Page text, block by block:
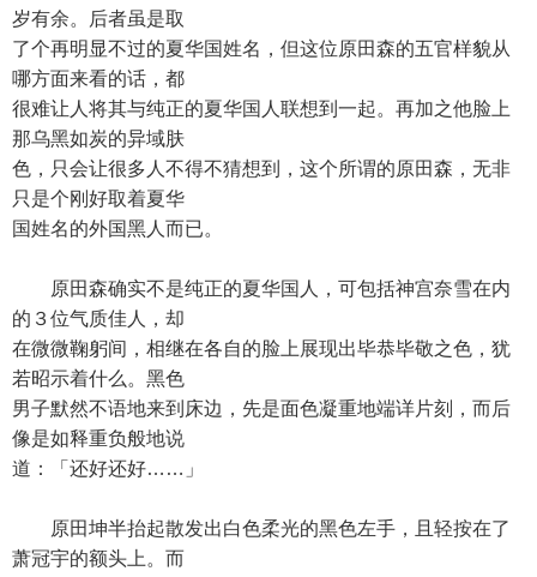
岁有余。后者虽是取
了个再明显不过的夏华国姓名，但这位原田森的五官样貌从
哪方面来看的话，都
很难让人将其与纯正的夏华国人联想到一起。再加之他脸上
那乌黑如炭的异域肤
色，只会让很多人不得不猜想到，这个所谓的原田森，无非
只是个刚好取着夏华
国姓名的外国黑人而已。
原田森确实不是纯正的夏华国人，可包括神宫奈雪在内
的３位气质佳人，却
在微微鞠躬间，相继在各自的脸上展现出毕恭毕敬之色，犹
若昭示着什么。黑色
男子默然不语地来到床边，先是面色凝重地端详片刻，而后
像是如释重负般地说
道：「还好还好……」
原田坤半抬起散发出白色柔光的黑色左手，且轻按在了
萧冠宇的额头上。而